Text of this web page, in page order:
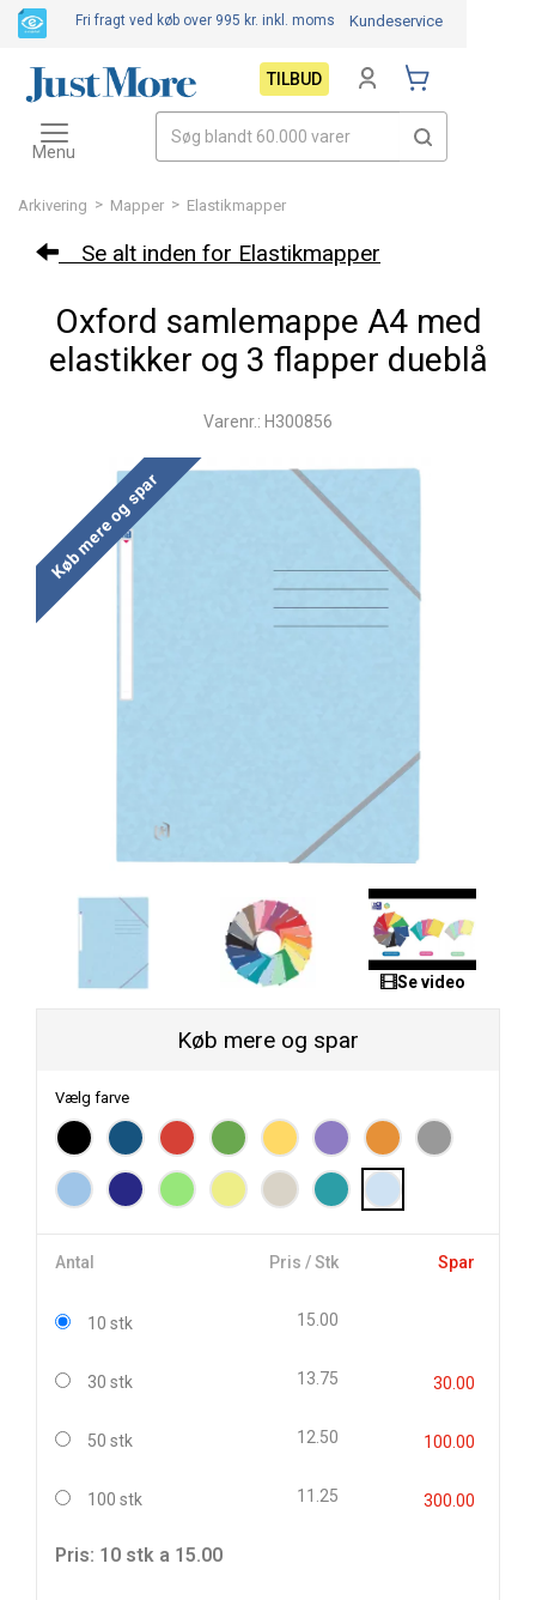
Arkivering > Mapper > Elastikmapper
Se alt inden for Elastikmapper
Oxford samlemappe A4 med
elastikker og 3 flapper dueblå
Varenr.: H300856
Køb mere og spar
Se video
Køb mere og spar
Vælg farve
Antal Pris / Stk Spar
10 stk 15.00
30 stk 13.75 30.00
50 stk 12.50 100.00
100 stk 11.25 300.00
Pris: 10 stk a 15.00
Fri fragt ved køb over 995 kr. inkl. moms Kundeservice
TILBUD
Toggle
navigation
Menu